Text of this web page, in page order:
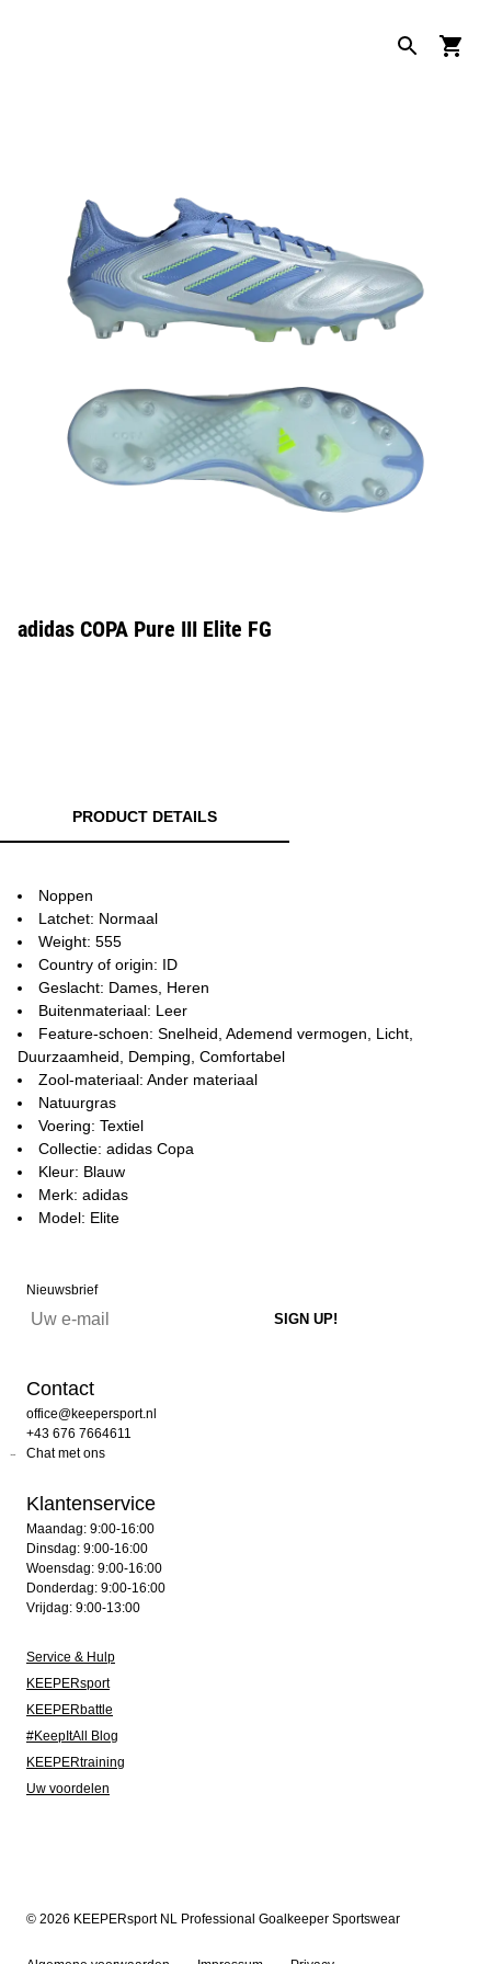
adidas COPA Pure III Elite FG
PRODUCT DETAILS
Noppen
Latchet: Normaal
Weight: 555
Country of origin: ID
Geslacht: Dames, Heren
Buitenmateriaal: Leer
Feature-schoen: Snelheid, Ademend vermogen, Licht,
Duurzaamheid, Demping, Comfortabel
Zool-materiaal: Ander materiaal
Natuurgras
Voering: Textiel
Collectie: adidas Copa
Kleur: Blauw
Merk: adidas
Model: Elite
Nieuwsbrief
Contact
office@keepersport.nl
+43 676 7664611
Chat met ons
Klantenservice
Maandag: 9:00-16:00
Dinsdag: 9:00-16:00
Woensdag: 9:00-16:00
Donderdag: 9:00-16:00
Vrijdag: 9:00-13:00
Service & Hulp
KEEPERsport
KEEPERbattle
#KeepItAll Blog
KEEPERtraining
Uw voordelen
© 2026 KEEPERsport NL Professional Goalkeeper Sportswear